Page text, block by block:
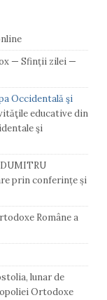
— Sfinții zilei —
Occidentală şi
educative din
şi
prin conferințe și
Române a
lunar de
Ortodoxe